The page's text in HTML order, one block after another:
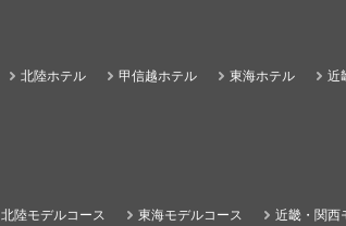
北陸ホテル 甲信越ホテル 東海ホテル 近
北陸モデルコース 東海モデルコース 近畿・関西